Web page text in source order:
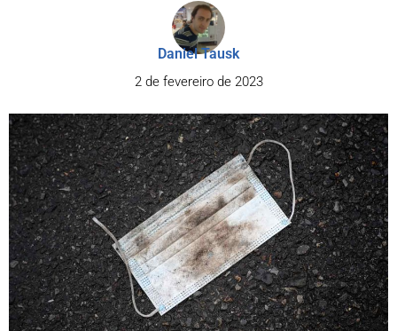
Daniel Tausk
2 de fevereiro de 2023